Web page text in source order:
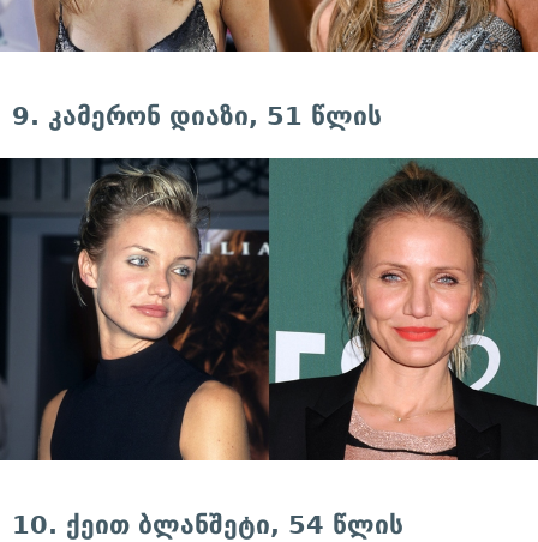
9. კამერონ დიაზი, 51 წლის
10. ქეით ბლანშეტი, 54 წლის